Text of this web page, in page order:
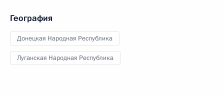
География
Донецкая Народная Республика
Луганская Народная Республика